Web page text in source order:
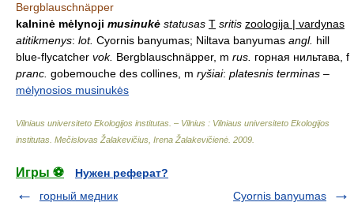
Bergblauschnäpper
kalninė mėlynoji musinukė statusas T sritis zoologija | vardynas
atitikmenys: lot. Cyornis banyumas; Niltava banyumas angl. hill
blue-flycatcher vok. Bergblauschnäpper, m rus. горная нильтава, f
pranc. gobemouche des collines, m ryšiai: platesnis terminas –
mėlynosios musinukės
Vilniaus universiteto Ekologijos institutas. – Vilnius : Vilniaus universiteto Ekologijos
institutas Mečislovas Žalakevičius, Irena Žalakevičienė 2009
Игры ⚽
Нужен реферат?
горный медник
Cyornis banyumas